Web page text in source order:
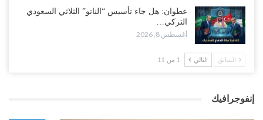
عطوان: هل جاء تأسيس “الناتو” الثلاثي السعودي
التركي…
أغسطس 8, 2026
السابق التالي 1 من 11
إنفوجرافيك